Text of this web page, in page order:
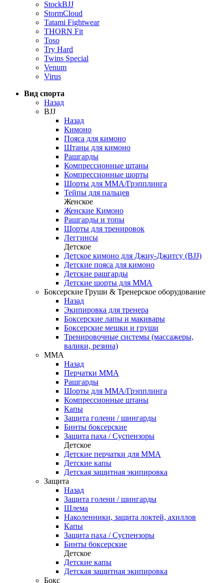
StockBJJ
StormCloud
Tatami Fightwear
THORN Fit
Toso
Try Hard
Twins Special
Venum
Virus
Вид спорта
Назад
BJJ
Назад
Кимоно
Пояса для кимоно
Штаны для кимоно
Рашгарды
Компрессионные штаны
Компрессионные шорты
Шорты для ММА/Грэпплинга
Тейпы для пальцев
Женское
Женские Кимоно
Рашгарды и топы
Шорты для тренировок
Леггинсы
Детское
Детское кимоно для Джиу-Джитсу (BJJ)
Детские пояса для кимоно
Детские рашгарды
Детские шорты для ММА
Боксерские Груши & Тренерское оборудование
Назад
Экипировка для тренера
Боксерские лапы и макивары
Боксерские мешки и груши
Тренировочные системы (массажеры,
валики, резина)
ММА
Назад
Перчатки ММА
Рашгарды
Шорты для ММА/Грэпплинга
Компрессионные штаны
Капы
Защита голени / шингарды
Бинты боксерские
Защита паха / Суспензоры
Детское
Детские перчатки для ММА
Детские капы
Детская защитная экипировка
Защита
Назад
Защита голени / шингарды
Шлема
Наколенники, защита локтей, ахиллов
Капы
Защита паха / Суспензоры
Бинты боксерские
Детское
Детские капы
Детская защитная экипировка
Бокс